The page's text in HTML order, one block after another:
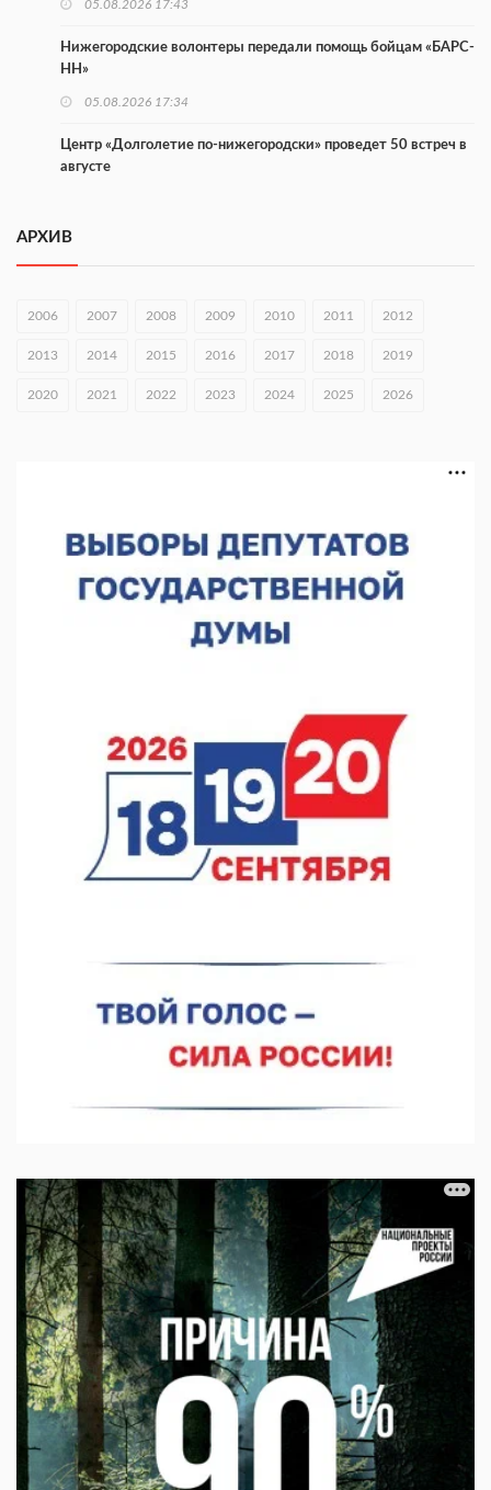
05.08.2026 17:43
Нижегородские волонтеры передали помощь бойцам «БАРС-
НН»
05.08.2026 17:34
Центр «Долголетие по-нижегородски» проведет 50 встреч в
августе
Совет молодых ученых начал работу при правительстве
региона
05.08.2026 14:04
Фестиваль SALUT! ИСКРА пройдет в сквере Свердлова
Нижегородский кадровый центр проведет ярмарки вакансий
05.08.2026 10:51
АРХИВ
2006 2007 2008 2009 2010 2011 2012
2013 2014 2015 2016 2017 2018 2019
2020 2021 2022 2023 2024 2025 2026